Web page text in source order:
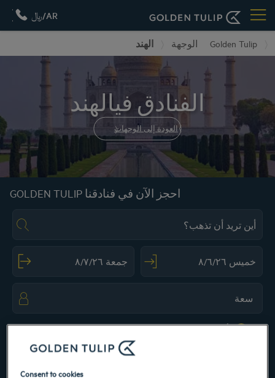
AR/﷼
Golden Tulip الوجهة الهند
الفنادق فيالهند
العودة إلى الوجهات
احجز الآن في فنادقنا GOLDEN TULIP
أضِف رمزًا خاصًا
Consent to cookies